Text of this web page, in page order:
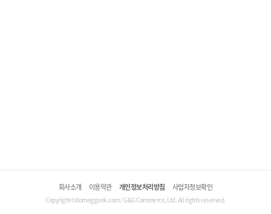
회사소개 이용약관 개인정보처리방침 사업자정보확인
Copyright©domeggook.com / G&G Commerce, Ltd. All rights reserved.